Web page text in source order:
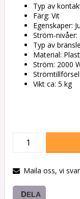
Typ av
Färg: Vit
Egenskaper:
Ström-nivåer:
Typ av
Material: Plast
Ström: 2000
Vikt ca: 5 kg
Maila oss, vi
DELA